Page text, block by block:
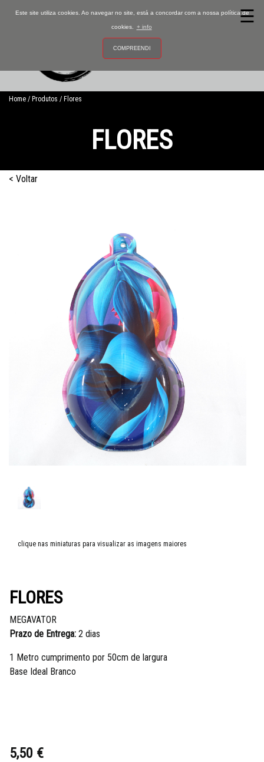
Este site utiliza cookies. Ao navegar no site, está a concordar com a nossa política de
cookies. + info
COMPREENDI
Acessórios
Hidrografica
Serviços
☰
Home Produtos Flores
FLORES
< Voltar
clique nas miniaturas para visualizar as imagens maiores
FLORES
MEGAVATOR
Prazo de Entrega: 2 dias
1 Metro cumprimento por 50cm de largura
Base Ideal Branco
5,50 €